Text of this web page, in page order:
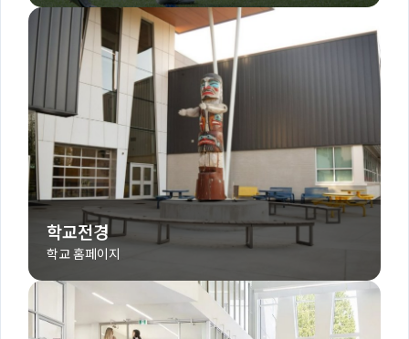
학교전경
학교 홈페이지